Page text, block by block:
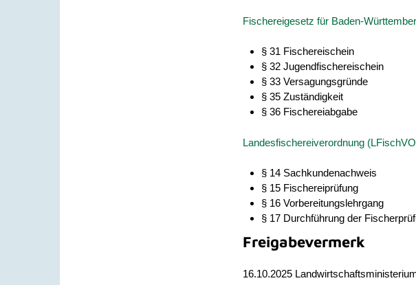
Fischereigesetz für Baden-
§ 31 Fischereischein
§ 32 Jugendfischereischein
§ 33 Versagungsgründe
§ 35 Zuständigkeit
§ 36 Fischereiabgabe
Landesfischereiverordnung
§ 14 Sachkundenachweis
§ 15 Fischereiprüfung
§ 16 Vorbereitungslehrgang
§ 17 Durchführung der
Freigabevermerk
16.10.2025